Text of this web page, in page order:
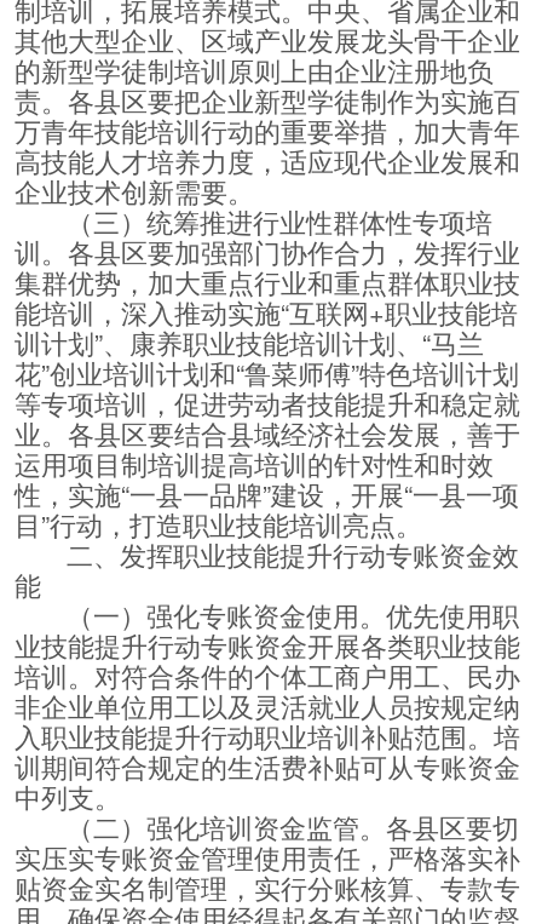
制培训，拓展培养模式。中央、省属企业和
其他大型企业、区域产业发展龙头骨干企业
的新型学徒制培训原则上由企业注册地负
责。各县区要把企业新型学徒制作为实施百
万青年技能培训行动的重要举措，加大青年
高技能人才培养力度，适应现代企业发展和
企业技术创新需要。
（三）统筹推进行业性群体性专项培
训。各县区要加强部门协作合力，发挥行业
集群优势，加大重点行业和重点群体职业技
能培训，深入推动实施“互联网+职业技能培
训计划”、康养职业技能培训计划、“马兰
花”创业培训计划和“鲁菜师傅”特色培训计划
等专项培训，促进劳动者技能提升和稳定就
业。各县区要结合县域经济社会发展，善于
运用项目制培训提高培训的针对性和时效
性，实施“一县一品牌”建设，开展“一县一项
目”行动，打造职业技能培训亮点。
二、发挥职业技能提升行动专账资金效
能
（一）强化专账资金使用。优先使用职
业技能提升行动专账资金开展各类职业技能
培训。对符合条件的个体工商户用工、民办
非企业单位用工以及灵活就业人员按规定纳
入职业技能提升行动职业培训补贴范围。培
训期间符合规定的生活费补贴可从专账资金
中列支。
（二）强化培训资金监管。各县区要切
实压实专账资金管理使用责任，严格落实补
贴资金实名制管理，实行分账核算、专款专